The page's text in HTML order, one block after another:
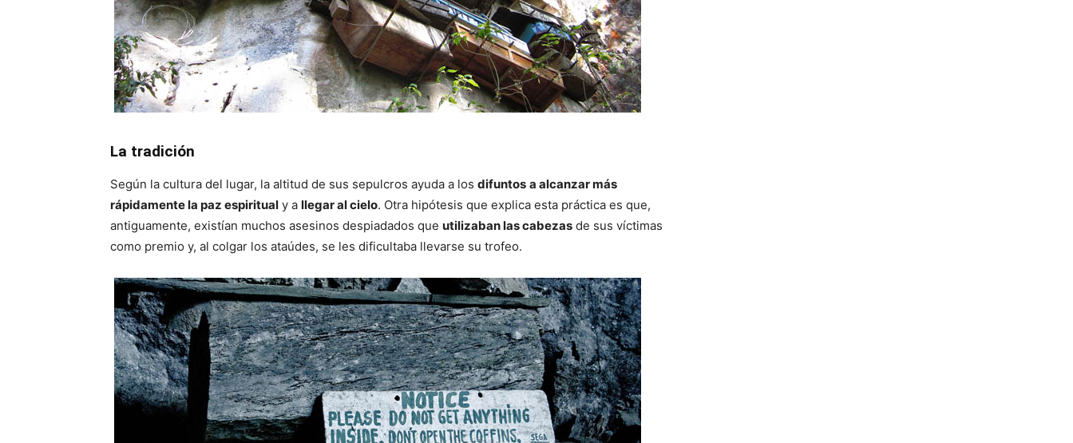
La tradición
Según la cultura del lugar, la altitud de sus sepulcros ayuda a los difuntos a alcanzar más
rápidamente la paz espiritual y a llegar al cielo. Otra hipótesis que explica esta práctica es que,
antiguamente, existían muchos asesinos despiadados que utilizaban las cabezas de sus víctimas
como premio y, al colgar los ataúdes, se les dificultaba llevarse su trofeo.